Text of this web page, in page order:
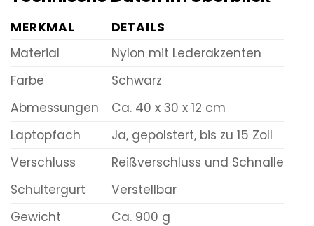
MERKMAL
DETAILS
Material
Nylon mit Lederakzenten
Farbe
Schwarz
Abmessungen
Ca. 40 x 30 x 12 cm
Laptopfach
Ja, gepolstert, bis zu 15 Zoll
Verschluss
Reißverschluss und Schnalle
Schultergurt
Verstellbar
Gewicht
Ca. 900 g